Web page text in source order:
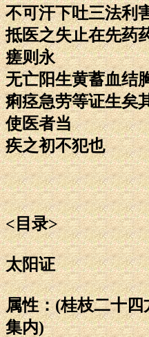
不可汗下吐三法利
抵医之失止在先药
瘥则永
无亡阳生黄蓄血结
痢痉急劳等证生矣
使医者当
疾之初不犯也
<目录>
太阳证
属性：(桂枝二十
集内)